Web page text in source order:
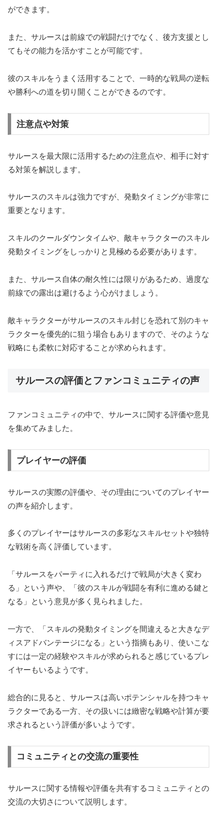
ができます。
また、サルースは前線での戦闘だけでなく、後方支援とし
てもその能力を活かすことが可能です。
彼のスキルをうまく活用することで、一時的な戦局の逆転
や勝利への道を切り開くことができるのです。
注意点や対策
サルースを最大限に活用するための注意点や、相手に対す
る対策を解説します。
サルースのスキルは強力ですが、発動タイミングが非常に
重要となります。
スキルのクールダウンタイムや、敵キャラクターのスキル
発動タイミングをしっかりと見極める必要があります。
また、サルース自体の耐久性には限りがあるため、過度な
前線での露出は避けるよう心がけましょう。
敵キャラクターがサルースのスキル封じを恐れて別のキャ
ラクターを優先的に狙う場合もありますので、そのような
戦略にも柔軟に対応することが求められます。
サルースの評価とファンコミュニティの声
ファンコミュニティの中で、サルースに関する評価や意見
を集めてみました。
プレイヤーの評価
サルースの実際の評価や、その理由についてのプレイヤー
の声を紹介します。
多くのプレイヤーはサルースの多彩なスキルセットや独特
な戦術を高く評価しています。
「サルースをパーティに入れるだけで戦局が大きく変わ
る」という声や、「彼のスキルが戦闘を有利に進める鍵と
なる」という意見が多く見られました。
一方で、「スキルの発動タイミングを間違えると大きなデ
ィスアドバンテージになる」という指摘もあり、使いこな
すには一定の経験やスキルが求められると感じているプレ
イヤーもいるようです。
総合的に見ると、サルースは高いポテンシャルを持つキャ
ラクターである一方、その扱いには緻密な戦略や計算が要
求されるという評価が多いようです。
コミュニティとの交流の重要性
サルースに関する情報や評価を共有するコミュニティとの
交流の大切さについて説明します。